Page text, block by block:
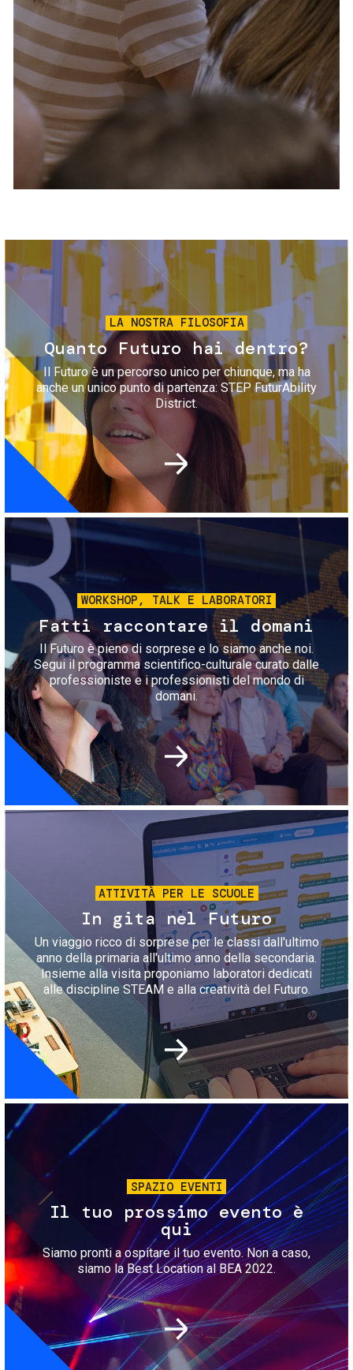
Servizi e accessibilità
Contatti
FAQ
Biglietti
Immagine
LA NOSTRA FILOSOFIA
Quanto Futuro hai dentro?
Il Futuro è un percorso unico per chiunque, ma ha
anche un unico punto di partenza: STEP FuturAbility
District.
Immagine
WORKSHOP, TALK E LABORATORI
Fatti raccontare il domani
Il Futuro è pieno di sorprese e lo siamo anche noi.
Segui il programma scientifico-culturale curato dalle
professioniste e i professionisti del mondo di
domani.
Immagine
ATTIVITÀ PER LE SCUOLE
In gita nel Futuro
Un viaggio ricco di sorprese per le classi dall'ultimo
anno della primaria all'ultimo anno della secondaria.
Insieme alla visita proponiamo laboratori dedicati
alle discipline STEAM e alla creatività del Futuro.
Immagine
SPAZIO EVENTI
Il tuo prossimo evento è
qui
Siamo pronti a ospitare il tuo evento. Non a caso,
siamo la Best Location al BEA 2022.